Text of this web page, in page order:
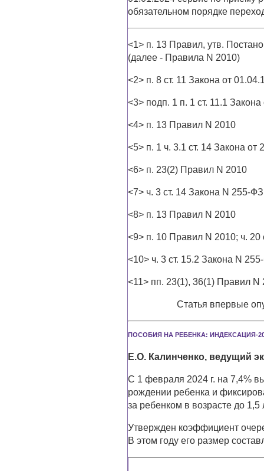
обязательном порядке
<1> п. 13 Правил, утв.
(далее - Правила N 2010)
<2> п. 8 ст. 11 Закона от
<3> подп. 1 п. 1 ст. 11.1
<4> п. 13 Правил N 2010
<5> п. 1 ч. 3.1 ст. 14 Закона
<6> п. 23(2) Правил N 2010
<7> ч. 3 ст. 14 Закона N 255-ФЗ
<8> п. 13 Правил N 2010
<9> п. 10 Правил N 2010; ч. 20
<10> ч. 3 ст. 15.2 Закона N
<11> пп. 23(1), 36(1) Правил N
Статья впервые
ПОСОБИЯ НА РЕБЕНКА: ИНДЕКСАЦИЯ-
Е.О. Калинченко, ведущий
С 1 февраля 2024 г. на 7,4%
рождении ребенка и
за ребенком в возрасте до 1,5
Утвержден коэффициент
В этом году его размер